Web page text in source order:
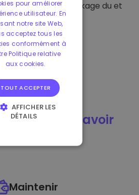
pour le stockage du et
faire
après avoir
Maintenir
pour améliorer
utilisateur. En
notre site Web,
acceptez tous les
conformément à
Politique relative
aux cookies.
TOUT ACCEPTER
AFFICHER LES
DÉTAILS